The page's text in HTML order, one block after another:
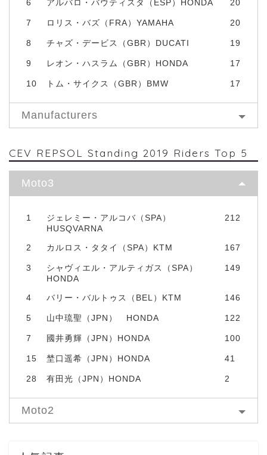
6 アルバロ・バウティスタ（ESP）HONDA 20
7 ロリス・バズ（FRA）YAMAHA 20
8 チャズ・デービス（GBR）DUCATI 19
9 レオン・ハスラム（GBR）HONDA 17
10 トム・サイクス（GBR）BMW 17
Manufacturers
CEV REPSOL Standing 2019 Riders Top 5
Moto3
1
ジェレミー・アルコバ（SPA）
HUSQVARNA
212
2 カルロス・タタイ（SPA）KTM 167
3
シャヴィエル・アルティガス（SPA）
HONDA
149
4 バリー・バルトゥス（BEL）KTM 146
5 山中琉聖（JPN） HONDA 122
7 國井勇輝（JPN）HONDA 100
15 埜口遥希（JPN）HONDA 41
28 有田光（JPN）HONDA 2
Moto2